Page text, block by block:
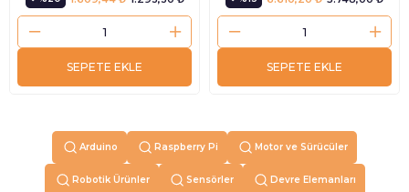
SEPETE EKLE SEPETE EKLE
Arduino Raspberry Pi Motor ve Sürücüler
Robotik Ürünler Sensörler Devre Elemanları